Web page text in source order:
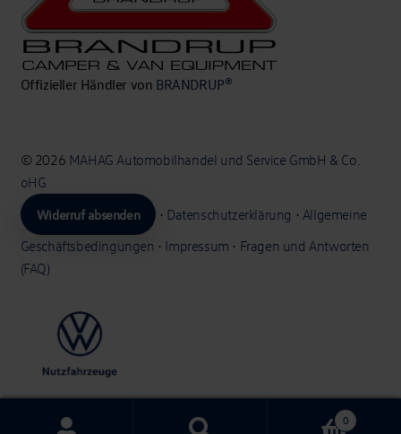
Offizieller Händler von BRANDRUP®
© 2026 MAHAG Automobilhandel und Service GmbH & Co.
oHG
Widerruf absenden
• Datenschutzerklärung • Allgemeine
Geschäftsbedingungen • Impressum • Fragen und Antworten
(FAQ)
0